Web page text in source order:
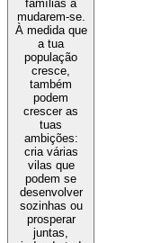
famílias a
mudarem-se.
À medida que
a tua
população
cresce,
também
podem
crescer as
tuas
ambições:
cria várias
vilas que
podem se
desenvolver
sozinhas ou
prosperar
juntas,